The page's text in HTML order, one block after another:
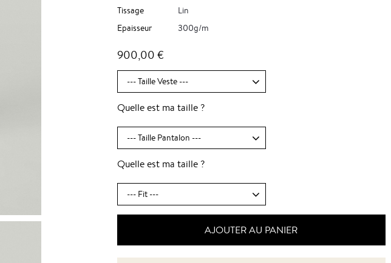
Tissage
Lin
Epaisseur
300g/m
900,00 €
Quelle est ma taille ?
Quelle est ma taille ?
AJOUTER AU PANIER